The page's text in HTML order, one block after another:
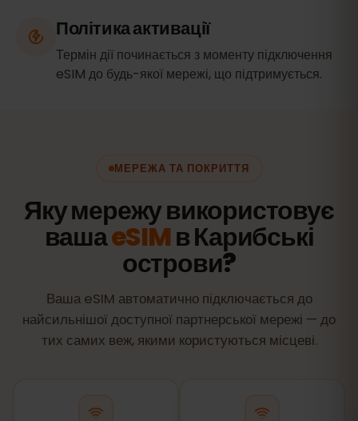
Політика активації
Термін дії починається з моменту підключення
eSIM до будь-якої мережі, що підтримується.
МЕРЕЖА ТА ПОКРИТТЯ
Яку мережу використовує
вашаeSIMв Карибські
острови?
Ваша eSIM автоматично підключається до
найсильнішої доступної партнерської мережі — до
тих самих веж, якими користуються місцеві.